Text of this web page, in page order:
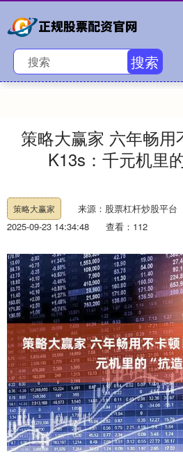
搜索
策略大赢家 六年畅
K13s：千元机里
策略大赢家 来源：股票杠杆炒股平台
2025-09-23 14:34:48
查看：112